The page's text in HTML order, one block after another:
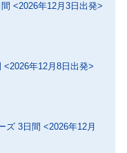
<2026年12月3日出発>
年12月8日出発>
ズ 3日間 <2026年12月